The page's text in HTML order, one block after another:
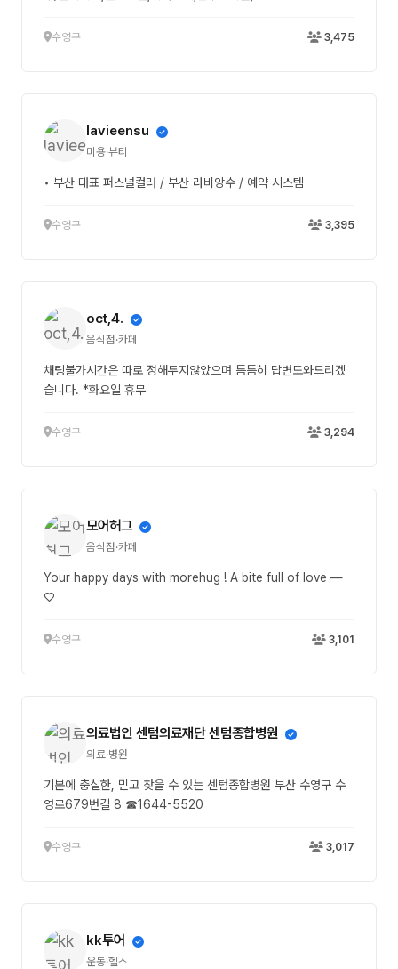
수영구 3,475
lavieensu
미용·뷰티
• 부산 대표 퍼스널컬러 / 부산 라비앙수 / 예약 시스템
수영구 3,395
oct,4.
음식점·카페
채팅불가시간은 따로 정해두지않았으며 틈틈히 답변도와드리겠
습니다. *화요일 휴무
수영구 3,294
모어허그
음식점·카페
Your happy days with morehug ! A bite full of love —
♡
수영구 3,101
의료법인 센텀의료재단 센텀종합병원
의료·병원
기본에 충실한, 믿고 찾을 수 있는 센텀종합병원 부산 수영구 수
영로679번길 8 ☎1644-5520
수영구 3,017
kk투어
운동·헬스